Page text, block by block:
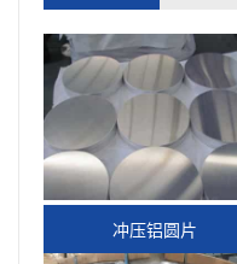
冲压铝圆片